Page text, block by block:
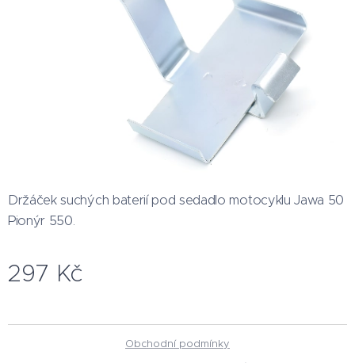
Držáček suchých baterií pod sedadlo motocyklu Jawa 50
Pionýr 550.
297 Kč
Obchodní podmínky